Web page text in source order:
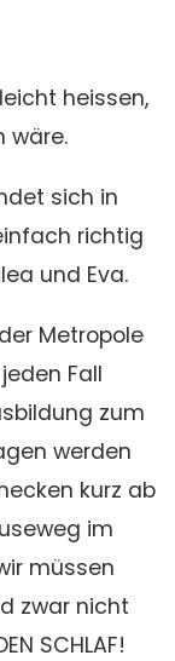
heissen,
wäre.
sich in
richtig
und Eva.
Metropole
Fall
zum
werden
kurz ab
im
müssen
zwar nicht
SCHLAF!